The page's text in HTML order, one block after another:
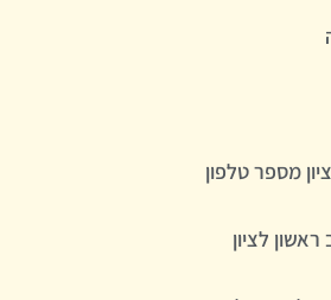
מספר טלפון
לציון